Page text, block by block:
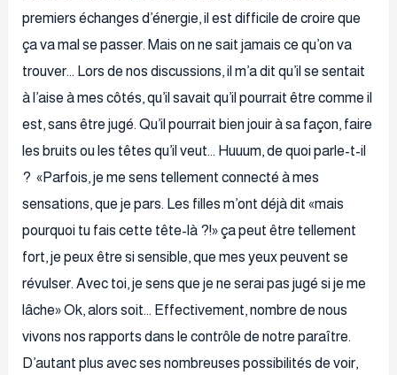
premiers échanges d’énergie, il est difficile de croire que
ça va mal se passer. Mais on ne sait jamais ce qu’on va
trouver… Lors de nos discussions, il m’a dit qu’il se sentait
à l’aise à mes côtés, qu’il savait qu’il pourrait être comme il
est, sans être jugé. Qu’il pourrait bien jouir à sa façon, faire
les bruits ou les têtes qu’il veut… Huuum, de quoi parle-t-il
? «Parfois, je me sens tellement connecté à mes
sensations, que je pars. Les filles m’ont déjà dit «mais
pourquoi tu fais cette tête-là ?!» ça peut être tellement
fort, je peux être si sensible, que mes yeux peuvent se
révulser. Avec toi, je sens que je ne serai pas jugé si je me
lâche» Ok, alors soit… Effectivement, nombre de nous
vivons nos rapports dans le contrôle de notre paraître.
D’autant plus avec ses nombreuses possibilités de voir,